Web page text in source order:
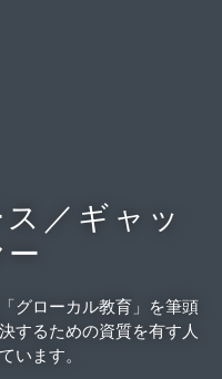
／ギャッ
グローカル教育」を筆頭
するための資質を有す人
います。